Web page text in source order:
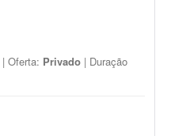
| Oferta: Privado | Duração